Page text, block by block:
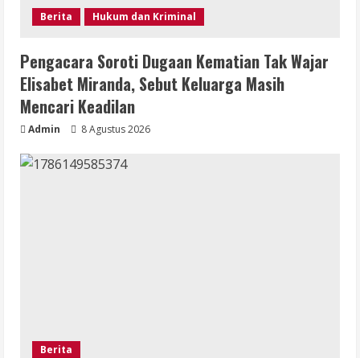
Berita Hukum dan Kriminal
Pengacara Soroti Dugaan Kematian Tak Wajar
Elisabet Miranda, Sebut Keluarga Masih
Mencari Keadilan
Admin 8 Agustus 2026
Berita